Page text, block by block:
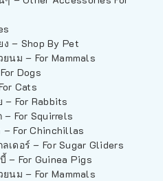
– Shop By Pet
นม – For Mammals
Dogs
Cats
– For Rabbits
– For Squirrels
For Chinchillas
เดอร์ – For Sugar Gliders
– For Guinea Pigs
นม – For Mammals